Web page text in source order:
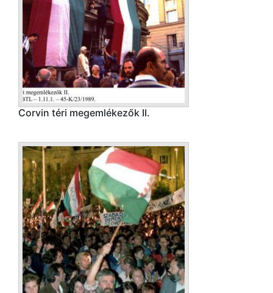
Corvin téri megemlékezők II.